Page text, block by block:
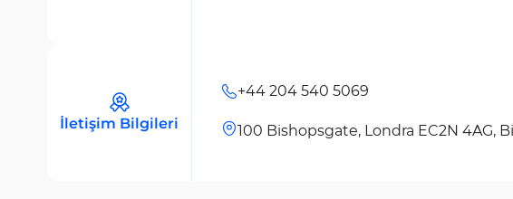
İletişim Bilgileri
+44 204 540 5069
100 Bishopsgate, Londra EC2N 4AG,